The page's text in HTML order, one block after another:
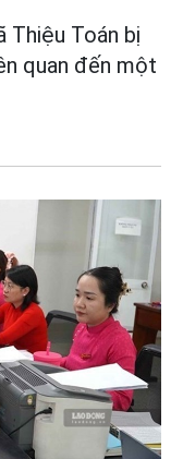
Thiệu Toán bị
quan đến một